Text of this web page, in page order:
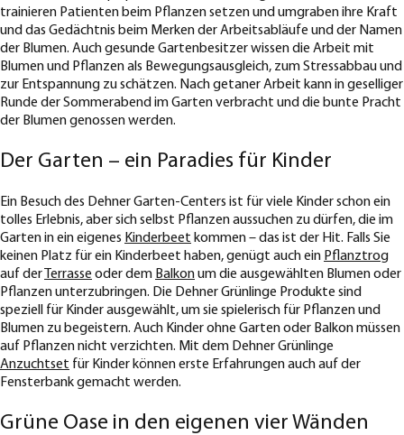
trainieren Patienten beim Pflanzen setzen und umgraben ihre Kraft
und das Gedächtnis beim Merken der Arbeitsabläufe und der Namen
der Blumen. Auch gesunde Gartenbesitzer wissen die Arbeit mit
Blumen und Pflanzen als Bewegungsausgleich, zum Stressabbau und
zur Entspannung zu schätzen. Nach getaner Arbeit kann in geselliger
Runde der Sommerabend im Garten verbracht und die bunte Pracht
der Blumen genossen werden.
Der Garten – ein Paradies für Kinder
Ein Besuch des Dehner Garten-Centers ist für viele Kinder schon ein
tolles Erlebnis, aber sich selbst Pflanzen aussuchen zu dürfen, die im
Garten in ein eigenes Kinderbeet kommen – das ist der Hit. Falls Sie
keinen Platz für ein Kinderbeet haben, genügt auch ein Pflanztrog
auf der Terrasse oder dem Balkonum die ausgewählten Blumen oder
Pflanzen unterzubringen. Die Dehner Grünlinge Produkte sind
speziell für Kinder ausgewählt, um sie spielerisch für Pflanzen und
Blumen zu begeistern. Auch Kinder ohne Garten oder Balkon müssen
auf Pflanzen nicht verzichten. Mit dem Dehner Grünlinge
Anzuchtset für Kinder können erste Erfahrungen auch auf der
Fensterbank gemacht werden.
Grüne Oase in den eigenen vier Wänden